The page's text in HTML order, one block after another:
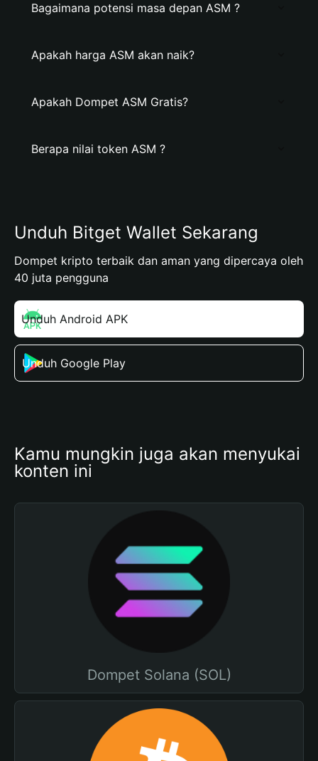
Bagaimana potensi masa depan ASM ?
Apakah harga ASM akan naik?
Apakah Dompet ASM Gratis?
Berapa nilai token ASM ?
Unduh Bitget Wallet Sekarang
Dompet kripto terbaik dan aman yang dipercaya oleh
40 juta pengguna
Unduh Android APK
Unduh Google Play
Kamu mungkin juga akan menyukai
konten ini
Dompet Solana (SOL)